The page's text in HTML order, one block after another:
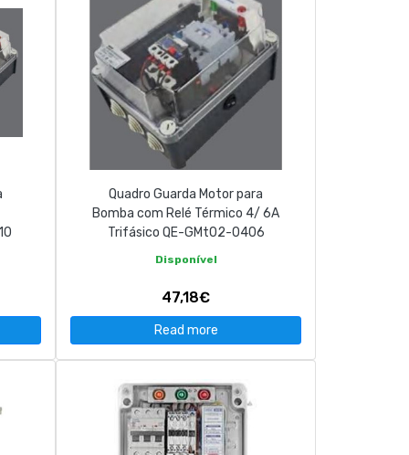
Quadro Guarda Motor para
Bomba com Relé Térmico 4/ 6A
Trifásico QE-GMt02-0406
Disponível
47,18€
Read more